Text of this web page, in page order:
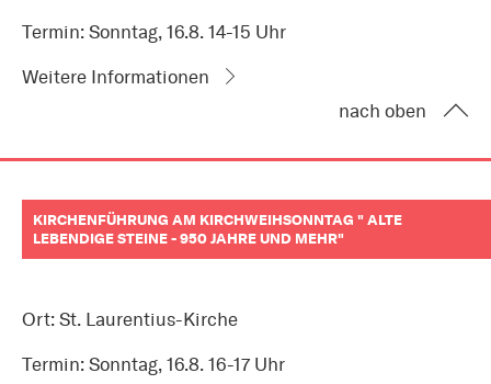
Termin: Sonntag, 16.8. 14-15 Uhr
Weitere Informationen
nach oben
KIRCHENFÜHRUNG AM KIRCHWEIHSONNTAG " ALTE
LEBENDIGE STEINE - 950 JAHRE UND MEHR"
Ort: St. Laurentius-Kirche
Termin: Sonntag, 16.8. 16-17 Uhr